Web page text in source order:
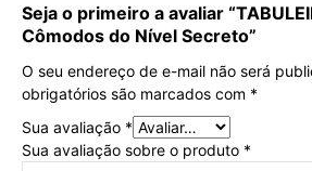
Seja o primeiro a avaliar “
Cômodos do Nível Secreto”
O seu endereço de e-mail não será
obrigatórios são marcados com *
Sua avaliação *
Sua avaliação sobre o produto *